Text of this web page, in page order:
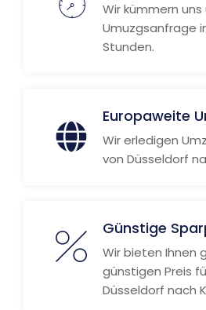
Wir kümmern uns
Umuzgsanfrage
Stunden.
Europaweite
Wir erledigen
von Düsseldorf
Günstige
Wir bieten Ihnen
günstigen Preis
Düsseldorf nach